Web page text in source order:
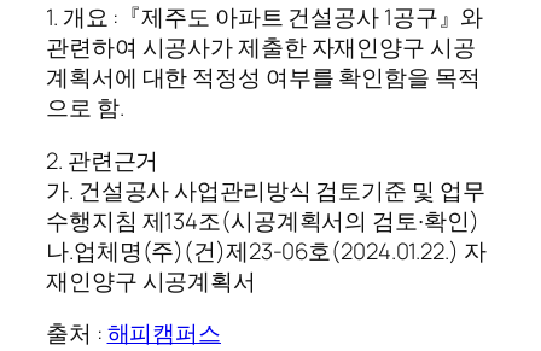
1. 개요 :『제주도 아파트 건설공사 1공구』와
관련하여 시공사가 제출한 자재인양구 시공
계획서에 대한 적정성 여부를 확인함을 목적
으로 함.
2. 관련근거
가. 건설공사 사업관리방식 검토기준 및 업무
수행지침 제134조(시공계획서의 검토∙확인)
나.업체명(주)(건)제23-06호(2024.01.22.) 자
재인양구 시공계획서
출처 :해피캠퍼스